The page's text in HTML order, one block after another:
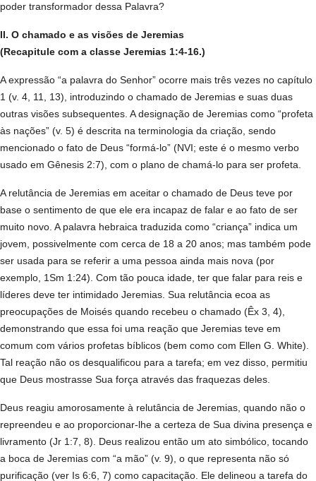
poder transformador dessa Palavra?
II. O chamado e as visões de Jeremias
(Recapitule com a classe Jeremias 1:4-16.)
A expressão “a palavra do Senhor” ocorre mais três vezes no capítulo
1 (v. 4, 11, 13), introduzindo o chamado de Jeremias e suas duas
outras visões subsequentes. A designação de Jeremias como “profeta
às nações” (v. 5) é descrita na terminologia da criação, sendo
mencionado o fato de Deus “formá-lo” (NVI; este é o mesmo verbo
usado em Gênesis 2:7), com o plano de chamá-lo para ser profeta.
A relutância de Jeremias em aceitar o chamado de Deus teve por
base o sentimento de que ele era incapaz de falar e ao fato de ser
muito novo. A palavra hebraica traduzida como “criança” indica um
jovem, possivelmente com cerca de 18 a 20 anos; mas também pode
ser usada para se referir a uma pessoa ainda mais nova (por
exemplo, 1Sm 1:24). Com tão pouca idade, ter que falar para reis e
líderes deve ter intimidado Jeremias. Sua relutância ecoa as
preocupações de Moisés quando recebeu o chamado (Êx 3, 4),
demonstrando que essa foi uma reação que Jeremias teve em
comum com vários profetas bíblicos (bem como com Ellen G. White).
Tal reação não os desqualificou para a tarefa; em vez disso, permitiu
que Deus mostrasse Sua força através das fraquezas deles.
Deus reagiu amorosamente à relutância de Jeremias, quando não o
repreendeu e ao proporcionar-lhe a certeza de Sua divina presença e
livramento (Jr 1:7, 8). Deus realizou então um ato simbólico, tocando
a boca de Jeremias com “a mão” (v. 9), o que representa não só
purificação (ver Is 6:6, 7) como capacitação. Ele delineou a tarefa do